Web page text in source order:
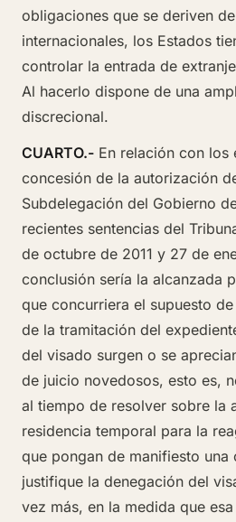
obligaciones que se deriven
internacionales, los Estados
controlar la entrada de
Al hacerlo dispone de una
discrecional.
CUARTO.- En relación con los
concesión de la autorización
Subdelegación del Gobierno
recientes sentencias del
de octubre de 2011 y 27 de
conclusión sería la alcanzada
que concurriera el supuesto
de la tramitación del
del visado surgen o se
de juicio novedosos, esto es,
al tiempo de resolver sobre la
residencia temporal para la
que pongan de manifiesto una
justifique la denegación del
vez más, en la medida que